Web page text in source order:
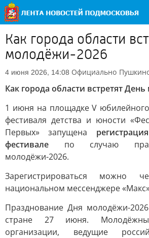
Как города области
молодёжи-2026
4 июня 2026, 14:08 Официально
Как города области встретят
1 июня на площадке V
фестиваля детства и юности
Первых» запущена
фестивале по случаю
молодёжи-2026.
Зарегистрироваться можно
национальном мессенджере
Празднование Дня молодёжи-
стране 27 июня.
организации, ведущие